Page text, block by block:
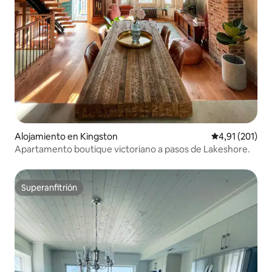
Alojamiento en Kingston Calificación
4,91 (201)
Apartamento boutique victoriano a pasos de Lakeshore.
Superanfitrión
Superanfitrión